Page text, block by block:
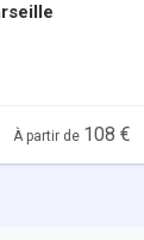
À partir de 108 €